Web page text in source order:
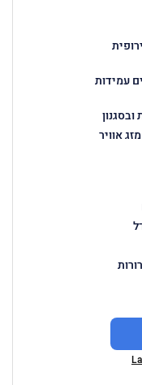
עמידות